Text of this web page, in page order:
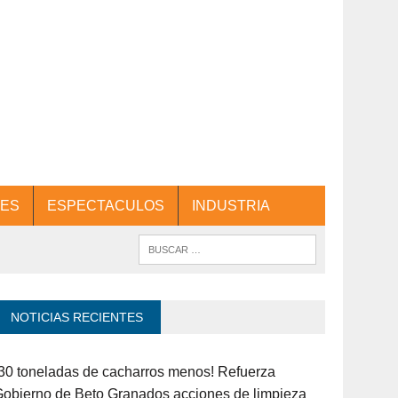
ESPECTACULOS INDUSTRIA
NOTICIAS RECIENTES
toneladas de cacharros menos! Refuerza
de Beto Granados acciones de limpieza